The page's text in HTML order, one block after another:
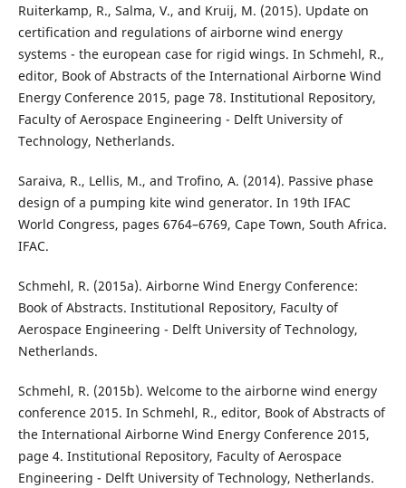
Ruiterkamp, R., Salma, V., and Kruij, M. (2015). Update on
certification and regulations of airborne wind energy
systems - the european case for rigid wings. In Schmehl, R.,
editor, Book of Abstracts of the International Airborne Wind
Energy Conference 2015, page 78. Institutional Repository,
Faculty of Aerospace Engineering - Delft University of
Technology, Netherlands.
Saraiva, R., Lellis, M., and Trofino, A. (2014). Passive phase
design of a pumping kite wind generator. In 19th IFAC
World Congress, pages 6764–6769, Cape Town, South Africa.
IFAC.
Schmehl, R. (2015a). Airborne Wind Energy Conference:
Book of Abstracts. Institutional Repository, Faculty of
Aerospace Engineering - Delft University of Technology,
Netherlands.
Schmehl, R. (2015b). Welcome to the airborne wind energy
conference 2015. In Schmehl, R., editor, Book of Abstracts of
the International Airborne Wind Energy Conference 2015,
page 4. Institutional Repository, Faculty of Aerospace
Engineering - Delft University of Technology, Netherlands.